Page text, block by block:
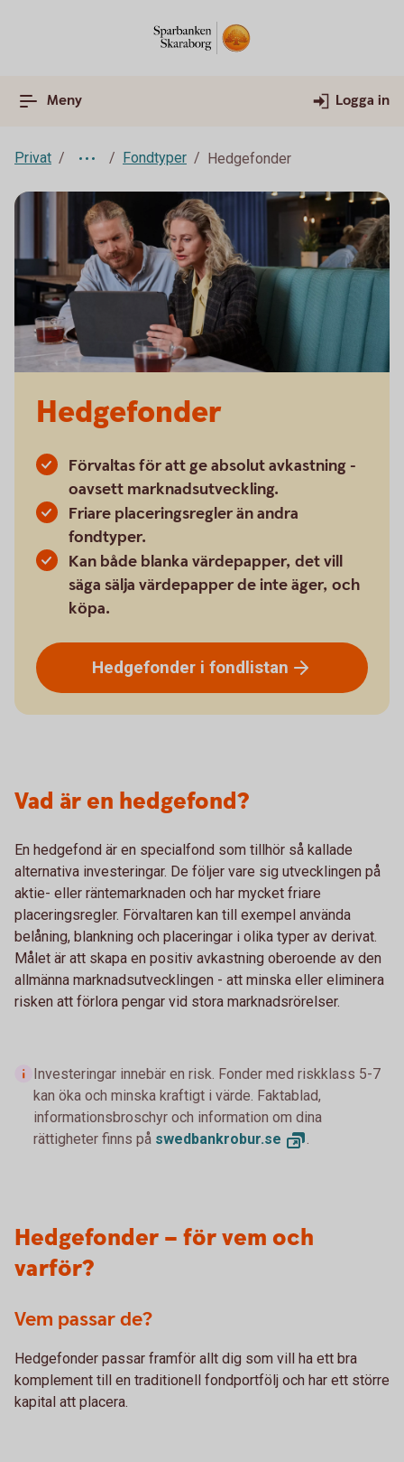
Meny Logga in
Privat Fondtyper Hedgefonder
Hedgefonder
Förvaltas för att ge absolut avkastning -
oavsett marknadsutveckling.
Friare placeringsregler än andra
fondtyper.
Kan både blanka värdepapper, det vill
säga sälja värdepapper de inte äger, och
köpa.
Hedgefonder i fondlistan
Vad är en hedgefond?
En hedgefond är en specialfond som tillhör så kallade
alternativa investeringar. De följer vare sig utvecklingen på
aktie- eller räntemarknaden och har mycket friare
placeringsregler. Förvaltaren kan till exempel använda
belåning, blankning och placeringar i olika typer av derivat.
Målet är att skapa en positiv avkastning oberoende av den
allmänna marknadsutvecklingen - att minska eller eliminera
risken att förlora pengar vid stora marknadsrörelser.
Investeringar innebär en risk. Fonder med riskklass 5-7
kan öka och minska kraftigt i värde. Faktablad,
informationsbroschyr och information om dina
rättigheter finns på swedbankrobur.se .
Hedgefonder – för vem och
varför?
Vem passar de?
Hedgefonder passar framför allt dig som vill ha ett bra
komplement till en traditionell fondportfölj och har ett större
kapital att placera.